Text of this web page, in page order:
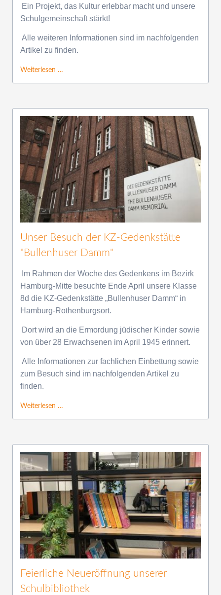
Ein Projekt, das Kultur erlebbar macht und unsere
Schulgemeinschaft stärkt!
Alle weiteren Informationen sind im nachfolgenden
Artikel zu finden.
Weiterlesen …
Unser Besuch der KZ-Gedenkstätte
"Bullenhuser Damm"
Im Rahmen der Woche des Gedenkens im Bezirk
Hamburg-Mitte besuchte Ende April unsere Klasse
8d die KZ-Gedenkstätte „Bullenhuser Damm“ in
Hamburg-Rothenburgsort.
Dort wird an die Ermordung jüdischer Kinder sowie
von über 28 Erwachsenen im April 1945 erinnert.
Alle Informationen zur fachlichen Einbettung sowie
zum Besuch sind im nachfolgenden Artikel zu
finden.
Weiterlesen …
Feierliche Neueröffnung unserer
Schulbibliothek